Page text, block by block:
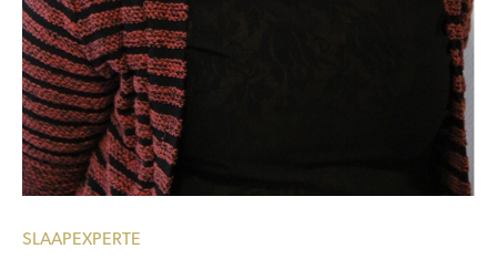
SLAAPEXPERTE